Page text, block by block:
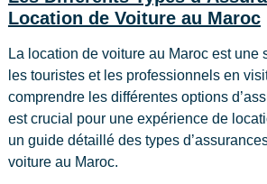
Location de Voiture au Maroc
La location de voiture au Maroc est une
les touristes et les professionnels en
comprendre les différentes options
est crucial pour une expérience de
un guide détaillé des types
voiture au Maroc.